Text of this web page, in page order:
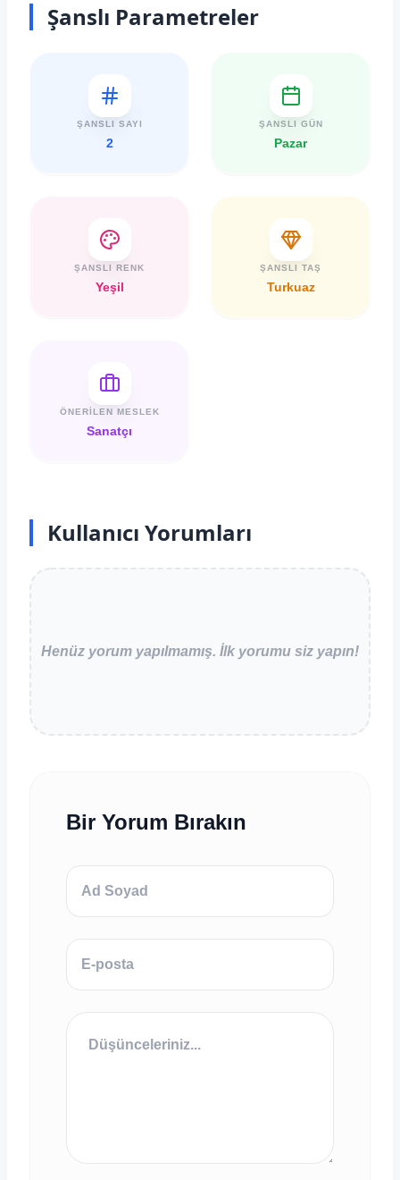
Şanslı Parametreler
ŞANSLI SAYI
2
ŞANSLI GÜN
Pazar
ŞANSLI RENK
Yeşil
ŞANSLI TAŞ
Turkuaz
ÖNERILEN MESLEK
Sanatçı
Kullanıcı Yorumları
Henüz yorum yapılmamış. İlk yorumu siz yapın!
Bir Yorum Bırakın